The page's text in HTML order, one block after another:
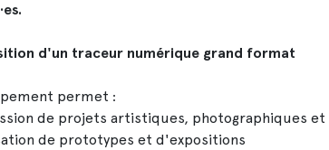
d'un traceur numérique grand format
permet :
de projets artistiques, photographiques
de prototypes et d'expositions